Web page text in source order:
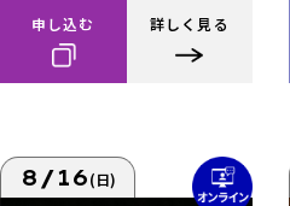
申し込む 詳しく見る
8/16(日)